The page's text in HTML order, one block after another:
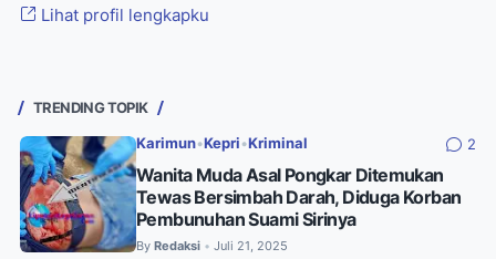
Lihat profil lengkapku
TRENDING TOPIK
Karimun•Kepri •Kriminal 2
Wanita Muda Asal Pongkar Ditemukan
Tewas Bersimbah Darah, Diduga Korban
Pembunuhan Suami Sirinya
By Redaksi • Juli 21, 2025